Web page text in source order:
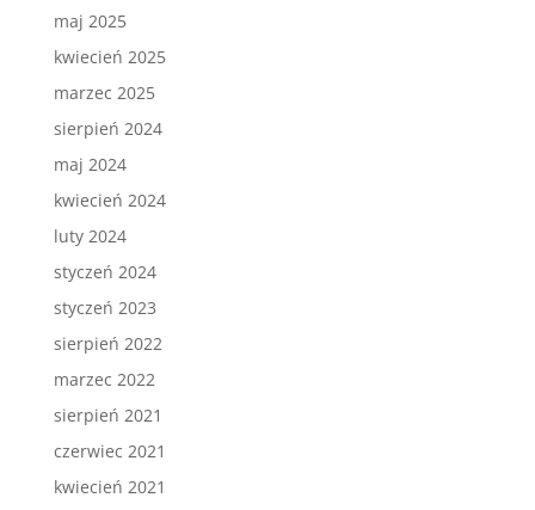
maj 2025
kwiecień 2025
marzec 2025
sierpień 2024
maj 2024
kwiecień 2024
luty 2024
styczeń 2024
styczeń 2023
sierpień 2022
marzec 2022
sierpień 2021
czerwiec 2021
kwiecień 2021